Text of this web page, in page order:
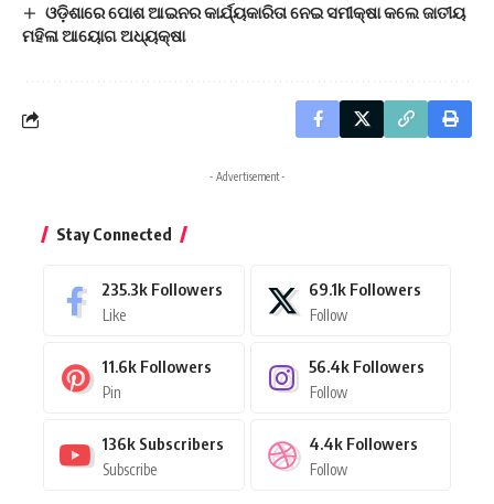
ଓଡ଼ିଶାରେ ପୋଶ ଆଇନର କାର୍ଯ୍ୟକାରିତା ନେଇ ସମୀକ୍ଷା କଲେ ଜାତୀୟ
ମହିଳା ଆୟୋଗ ଅଧ୍ୟକ୍ଷା
- Advertisement -
Stay Connected
235.3k Followers
Like
69.1k Followers
Follow
11.6k Followers
Pin
56.4k Followers
Follow
136k Subscribers
Subscribe
4.4k Followers
Follow